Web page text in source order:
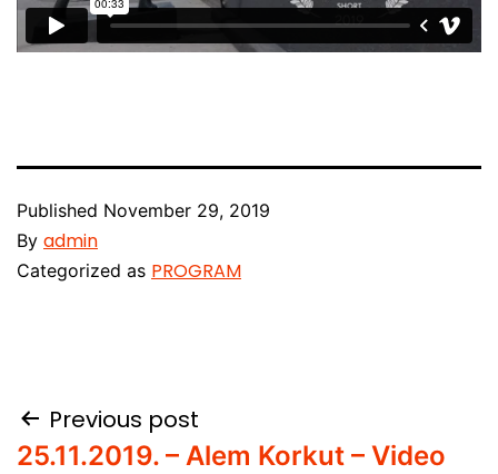
Published November 29, 2019
By admin
Categorized as PROGRAM
Post
Previous post
25.11.2019. – Alem Korkut – Video